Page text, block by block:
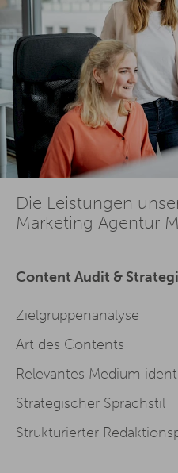
Die Leistungen
Marketing Agentur
Content Audit &
Zielgruppenanalyse
Art des Contents
Relevantes Medium
Strategischer Sprachstil
Strukturierter